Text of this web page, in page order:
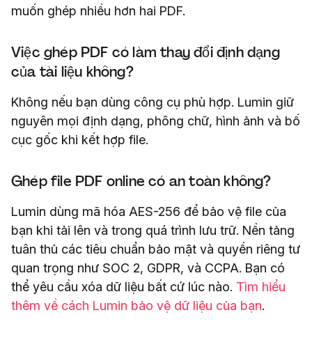
muốn ghép nhiều hơn hai PDF.
Việc ghép PDF có làm thay đổi định dạng
của tài liệu không?
Không nếu bạn dùng công cụ phù hợp. Lumin giữ
nguyên mọi định dạng, phông chữ, hình ảnh và bố
cục gốc khi kết hợp file.
Ghép file PDF online có an toàn không?
Lumin dùng mã hóa AES-256 để bảo vệ file của
bạn khi tải lên và trong quá trình lưu trữ. Nền tảng
tuân thủ các tiêu chuẩn bảo mật và quyền riêng tư
quan trọng như SOC 2, GDPR, và CCPA. Bạn có
thể yêu cầu xóa dữ liệu bất cứ lúc nào. Tìm hiểu
thêm về cách Lumin bảo vệ dữ liệu của bạn.